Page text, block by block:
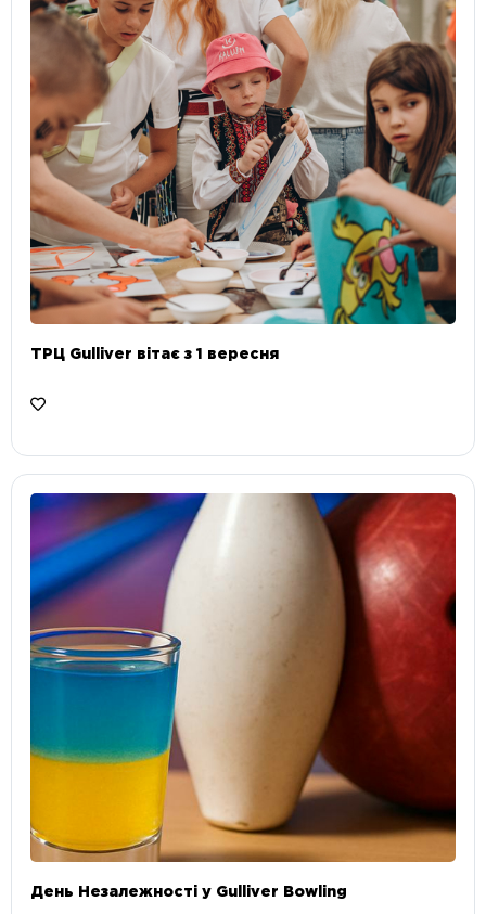
ТРЦ Gulliver вітає з 1 вересня
День Незалежності у Gulliver Bowling